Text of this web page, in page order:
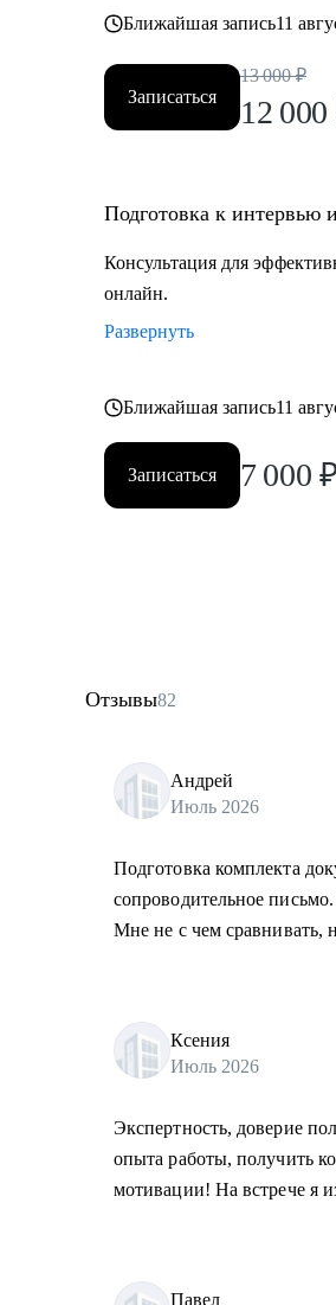
Ближайшая запись11
Записаться
13 000 ₽
12 000
Подготовка к интервью
Консультация для
онлайн.
Развернуть
Ближайшая запись11
Записаться 7 000
Отзывы82
Андрей
Июль 2026
Подготовка комплекта
сопроводительное
Мне не с чем сравнивать,
Ксения
Июль 2026
Экспертность, доверие
опыта работы, получить
мотивации! На встрече я
Павел